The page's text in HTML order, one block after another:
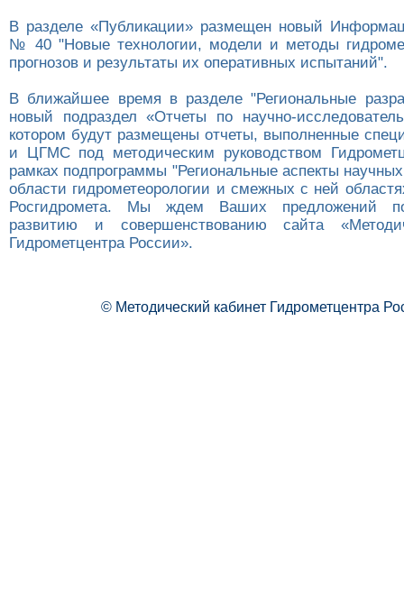
В разделе «Публикации» размещен новый
№ 40 "Новые технологии, модели и методы
прогнозов и результаты их оперативных испытаний".
В ближайшее время в разделе "Региональные
новый подраздел «Отчеты по научно-
котором будут размещены отчеты, выполненные
и ЦГМС под методическим руководством
рамках подпрограммы "Региональные аспекты
области гидрометеорологии и смежных с ней
Росгидромета. Мы ждем Ваших предложений
развитию и совершенствованию сайта
Гидрометцентра России».
© Методический кабинет Гидрометцентра